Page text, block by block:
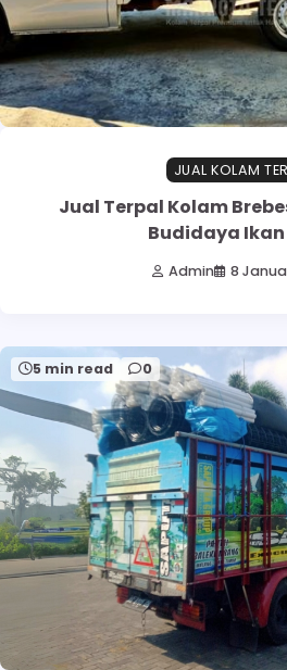
JUAL KOLAM
Jual Terpal Kolam
Budidaya
Admin 8
5 min read 0